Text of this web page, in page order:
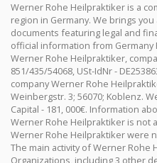
Werner Rohe Heilpraktiker is a
region in Germany. We brings
documents featuring legal and
official information from Germany
Werner Rohe Heilpraktiker,
851/435/54068, USt-IdNr -
company Werner Rohe
Weinbergstr. 3; 56070; Koblenz.
Capital - 181, 000€. Information
Werner Rohe Heilpraktiker is not
Werner Rohe Heilpraktiker were
The main activity of Werner
Organizations, including 3 other